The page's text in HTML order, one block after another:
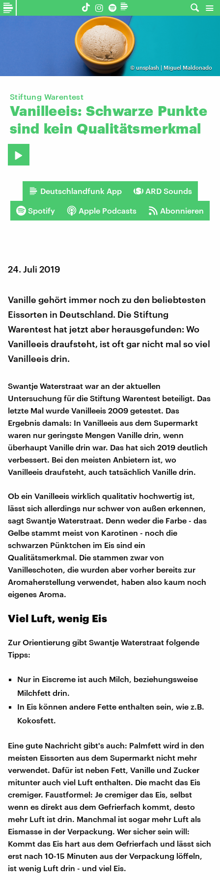
© unsplash | Miguel Maldonado
Stiftung Warentest
Vanilleeis: Schwarze Punkte
sind kein Qualitätsmerkmal
Deutschlandfunk App ARD Sounds
Spotify Apple Podcasts Abonnieren
24. Juli 2019
Vanille gehört immer noch zu den beliebtesten
Eissorten in Deutschland. Die Stiftung
Warentest hat jetzt aber herausgefunden: Wo
Vanilleeis draufsteht, ist oft gar nicht mal so viel
Vanilleeis drin.
Swantje Waterstraat war an der aktuellen
Untersuchung für die Stiftung Warentest beteiligt. Das
letzte Mal wurde Vanilleeis 2009 getestet. Das
Ergebnis damals: In Vanilleeis aus dem Supermarkt
waren nur geringste Mengen Vanille drin, wenn
überhaupt Vanille drin war. Das hat sich 2019 deutlich
verbessert. Bei den meisten Anbietern ist, wo
Vanilleeis draufsteht, auch tatsächlich Vanille drin.
Ob ein Vanilleeis wirklich qualitativ hochwertig ist,
lässt sich allerdings nur schwer von außen erkennen,
sagt Swantje Waterstraat. Denn weder die Farbe - das
Gelbe stammt meist von Karotinen - noch die
schwarzen Pünktchen im Eis sind ein
Qualitätsmerkmal. Die stammen zwar von
Vanilleschoten, die wurden aber vorher bereits zur
Aromaherstellung verwendet, haben also kaum noch
eigenes Aroma.
Viel Luft, wenig Eis
Zur Orientierung gibt Swantje Waterstraat folgende
Tipps:
Nur in Eiscreme ist auch Milch, beziehungsweise
Milchfett drin.
In Eis können andere Fette enthalten sein, wie z.B.
Kokosfett.
Eine gute Nachricht gibt's auch: Palmfett wird in den
meisten Eissorten aus dem Supermarkt nicht mehr
verwendet. Dafür ist neben Fett, Vanille und Zucker
mitunter auch viel Luft enthalten. Die macht das Eis
cremiger. Faustformel: Je cremiger das Eis, selbst
wenn es direkt aus dem Gefrierfach kommt, desto
mehr Luft ist drin. Manchmal ist sogar mehr Luft als
Eismasse in der Verpackung. Wer sicher sein will:
Kommt das Eis hart aus dem Gefrierfach und lässt sich
erst nach 10-15 Minuten aus der Verpackung löffeln,
ist wenig Luft drin - und viel Eis.